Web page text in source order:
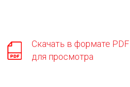
Скачать в формате PDF
для просмотра